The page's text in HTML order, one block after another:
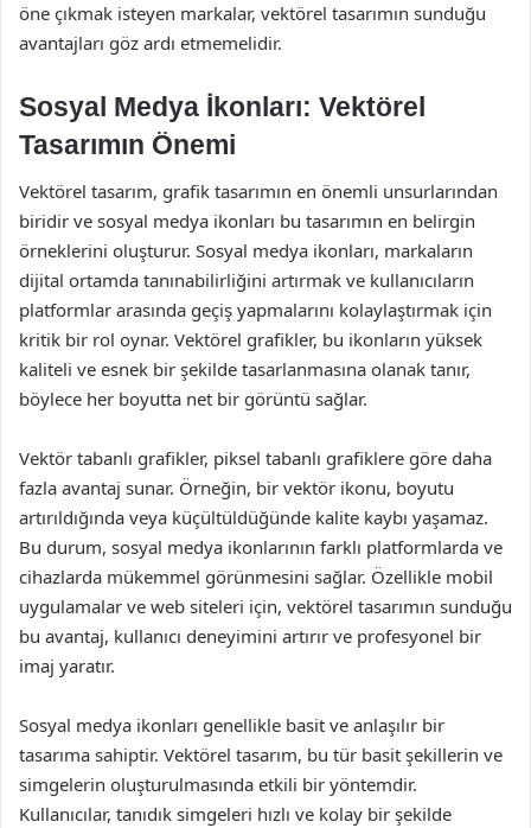
öne çıkmak isteyen markalar, vektörel tasarımın sunduğu
avantajları göz ardı etmemelidir.
Sosyal Medya İkonları: Vektörel
Tasarımın Önemi
Vektörel tasarım, grafik tasarımın en önemli unsurlarından
biridir ve sosyal medya ikonları bu tasarımın en belirgin
örneklerini oluşturur. Sosyal medya ikonları, markaların
dijital ortamda tanınabilirliğini artırmak ve kullanıcıların
platformlar arasında geçiş yapmalarını kolaylaştırmak için
kritik bir rol oynar. Vektörel grafikler, bu ikonların yüksek
kaliteli ve esnek bir şekilde tasarlanmasına olanak tanır,
böylece her boyutta net bir görüntü sağlar.
Vektör tabanlı grafikler, piksel tabanlı grafiklere göre daha
fazla avantaj sunar. Örneğin, bir vektör ikonu, boyutu
artırıldığında veya küçültüldüğünde kalite kaybı yaşamaz.
Bu durum, sosyal medya ikonlarının farklı platformlarda ve
cihazlarda mükemmel görünmesini sağlar. Özellikle mobil
uygulamalar ve web siteleri için, vektörel tasarımın sunduğu
bu avantaj, kullanıcı deneyimini artırır ve profesyonel bir
imaj yaratır.
Sosyal medya ikonları genellikle basit ve anlaşılır bir
tasarıma sahiptir. Vektörel tasarım, bu tür basit şekillerin ve
simgelerin oluşturulmasında etkili bir yöntemdir.
Kullanıcılar, tanıdık simgeleri hızlı ve kolay bir şekilde